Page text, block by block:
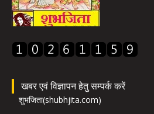
खबर एवं विज्ञापन हेतु सम्पर्क करें
शुभजिता(shubhjita.com)